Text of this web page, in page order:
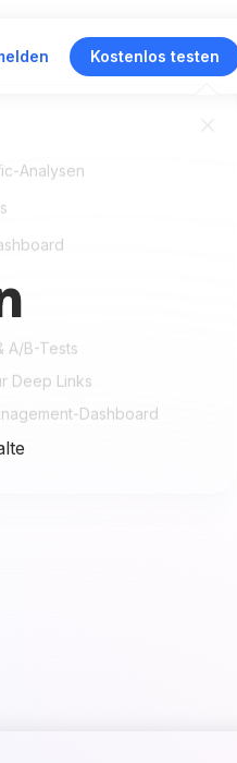
Kostenlos testen
Analysen
A/B-Tests
Deep Links
Dashboard